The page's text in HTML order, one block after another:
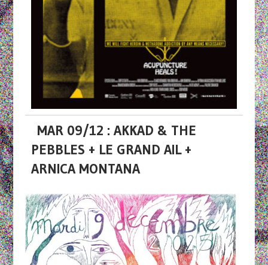
MAR 09/12 : AKKAD & THE
PEBBLES + LE GRAND AIL +
ARNICA MONTANA